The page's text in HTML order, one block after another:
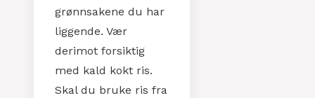
grønnsakene du har
liggende. Vær
derimot forsiktig
med kald kokt ris.
Skal du bruke ris fra